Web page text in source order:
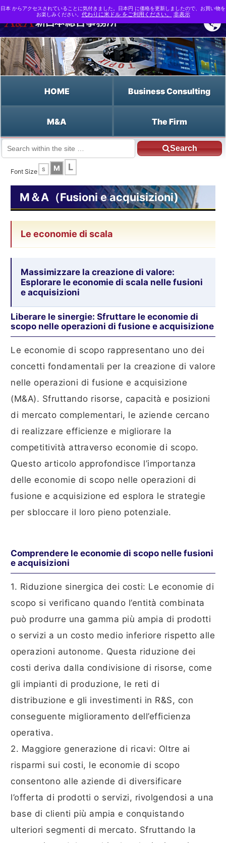
HOME Business Consulting
M&A The Firm
Search
Italiano HOME
Font Size
S M L
M＆A（Fusioni e acquisizioni)
Le economie di scala
Massimizzare la creazione di valore:
Esplorare le economie di scala nelle fusioni
e acquisizioni
Liberare le sinergie: Sfruttare le economie di
scopo nelle operazioni di fusione e acquisizione
Le economie di scopo rappresentano uno dei
concetti fondamentali per la creazione di valore
nelle operazioni di fusione e acquisizione
(M&A). Sfruttando risorse, capacità e posizioni
di mercato complementari, le aziende cercano
di realizzare efficienze e migliorare la
competitività attraverso economie di scopo.
Questo articolo approfondisce l’importanza
delle economie di scopo nelle operazioni di
fusione e acquisizione ed esplora le strategie
per sbloccare il loro pieno potenziale.
Comprendere le economie di scopo nelle fusioni
e acquisizioni
1. Riduzione sinergica dei costi: Le economie di
scopo si verificano quando l’entità combinata
può produrre una gamma più ampia di prodotti
o servizi a un costo medio inferiore rispetto alle
operazioni autonome. Questa riduzione dei
costi deriva dalla condivisione di risorse, come
gli impianti di produzione, le reti di
distribuzione e gli investimenti in R&S, con
conseguente miglioramento dell’efficienza
operativa.
2. Maggiore generazione di ricavi: Oltre ai
risparmi sui costi, le economie di scopo
consentono alle aziende di diversificare
l’offerta di prodotti o servizi, rivolgendosi a una
base di clienti più ampia e conquistando
ulteriori segmenti di mercato. Sfruttando la
日本 からアクセスされていることに気付きました。日本円 に価格を更新しましたので、お買い物を
お楽しみください。 代わりに米ドル をご利用ください。 非表示